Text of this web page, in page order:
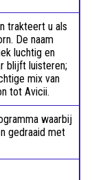
trakteert u als
De naam
luchtig en
blijft luisteren;
mix van
tot Avicii.
waarbij
gedraaid met